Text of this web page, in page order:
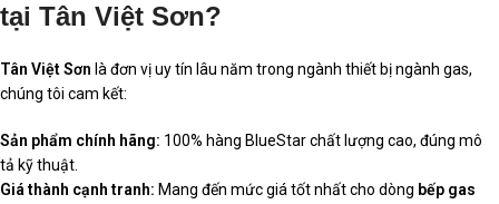
tại Tân Việt Sơn?
Tân Việt Sơn là đơn vị uy tín lâu năm trong ngành thiết bị ngành gas,
chúng tôi cam kết:
Sản phẩm chính hãng: 100% hàng BlueStar chất lượng cao, đúng mô
tả kỹ thuật.
Giá thành cạnh tranh: Mang đến mức giá tốt nhất cho dòng bếp gas